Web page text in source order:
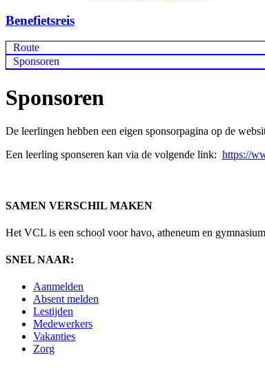
Benefietsreis
Route
Sponsoren
Sponsoren
De leerlingen hebben een eigen sponsorpagina op de
Een leerling sponseren kan via de volgende link: https://
SAMEN VERSCHIL MAKEN
Het VCL is een school voor havo, atheneum en
SNEL NAAR:
Aanmelden
Absent melden
Lestijden
Medewerkers
Vakanties
Zorg